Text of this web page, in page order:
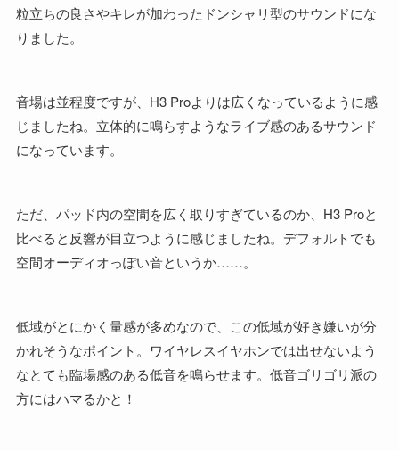
粒立ちの良さやキレが加わったドンシャリ型のサウンドにな
りました。
音場は並程度ですが、H3 Proよりは広くなっているように感
じましたね。立体的に鳴らすようなライブ感のあるサウンド
になっています。
ただ、パッド内の空間を広く取りすぎているのか、H3 Proと
比べると反響が目立つように感じましたね。デフォルトでも
空間オーディオっぽい音というか……。
低域がとにかく量感が多めなので、この低域が好き嫌いが分
かれそうなポイント。ワイヤレスイヤホンでは出せないよう
なとても臨場感のある低音を鳴らせます。低音ゴリゴリ派の
方にはハマるかと！